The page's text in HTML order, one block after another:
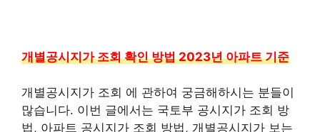
개별공시지가 조회 확인 방법 2023년 아파트 기준
개별공시지가 조회 에 관하여 궁금해하시는 분들이
많습니다. 이번 글에서는 국토부 공시지가 조회 방
법, 아파트 공시지가 조회 방법, 개별공시지가 보는